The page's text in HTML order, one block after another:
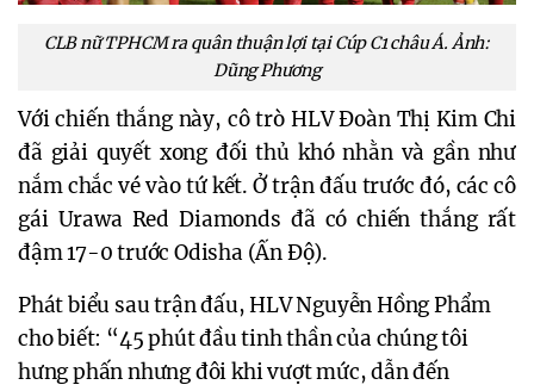
CLB nữ TPHCM ra quân thuận lợi tại Cúp C1 châu Á. Ảnh:
Dũng Phương
Với chiến thắng này, cô trò HLV Đoàn Thị Kim Chi
đã giải quyết xong đối thủ khó nhằn và gần như
nắm chắc vé vào tứ kết. Ở trận đấu trước đó, các cô
gái Urawa Red Diamonds đã có chiến thắng rất
đậm 17-0 trước Odisha (Ấn Độ).
Phát biểu sau trận đấu, HLV Nguyễn Hồng Phẩm
cho biết: “45 phút đầu tinh thần của chúng tôi
hưng phấn nhưng đôi khi vượt mức, dẫn đến